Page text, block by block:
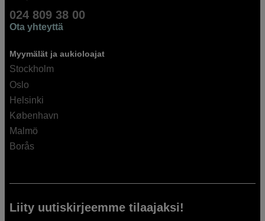
024 809 38 00
Ota yhteyttä
Myymälät ja aukioloajat
Stockholm
Oslo
Helsinki
København
Malmö
Borås
Liity uutiskirjeemme tilaajaksi!